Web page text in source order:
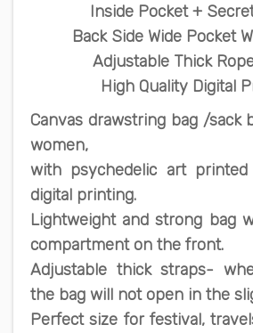
Inside Pocket +
Back Side Wide Pocket
Adjustable Thick
High Quality Digital
Canvas drawstring bag /sack
women,
with psychedelic art
digital printing.
Lightweight and strong bag
compartment on the front.
Adjustable thick straps-
the bag will not open in the
Perfect size for festival,